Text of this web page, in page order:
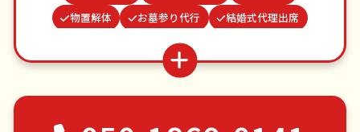
物置解体
お墓参り代行
結婚式代理出席
カーテンレール取り付け
クモの駆除
つた・ツルの撤去
ベランダ掃除
遺品整理・生前整理
不用品回収
ゴミ屋敷片付け